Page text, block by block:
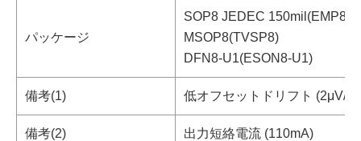
パッケージ
SOP8 JEDEC 150mil(EMP8)
MSOP8(TVSP8)
DFN8-U1(ESON8-U1)
備考(1) 低オフセットドリフト (2μV/℃
備考(2) 出力短絡電流 (110mA)